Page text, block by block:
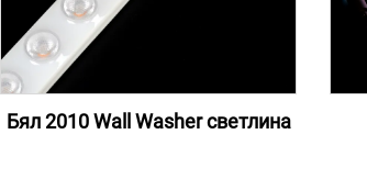
Бял 2010 Wall Washer светлина